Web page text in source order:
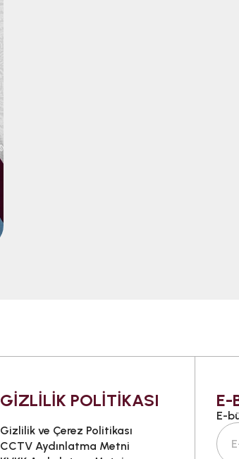
GİZLİLİK POLİTİKASI
Gizlilik ve Çerez Politikası
CCTV Aydınlatma Metni
E-
E-